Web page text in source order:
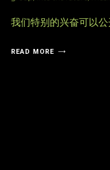
我们特别的兴奋可以
READ MORE